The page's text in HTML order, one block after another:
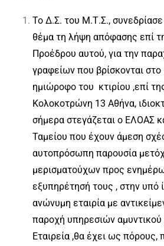
Το Δ.Σ. του Μ.Τ.Σ.,
θέμα τη λήψη απόφασης επί
Προέδρου αυτού, για την
γραφείων που βρίσκονται στο
ημιώροφο του κτιρίου ,επί
Κολοκοτρώνη 13 Αθήνα,
σήμερα στεγάζεται ο ΕΛΟΑΣ
Ταμείου που έχουν άμεση
αυτοπρόσωπη παρουσία
μερισματούχων προς
εξυπηρέτησή τους , στην υπό
ανώνυμη εταιρία με
παροχή υπηρεσιών
Εταιρεία ,θα έχει ως πόρους,